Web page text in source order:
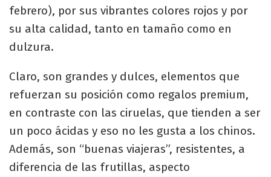
febrero), por sus vibrantes colores rojos y por
su alta calidad, tanto en tamaño como en
dulzura.
Claro, son grandes y dulces, elementos que
refuerzan su posición como regalos premium,
en contraste con las ciruelas, que tienden a ser
un poco ácidas y eso no les gusta a los chinos.
Además, son “buenas viajeras”, resistentes, a
diferencia de las frutillas, aspecto